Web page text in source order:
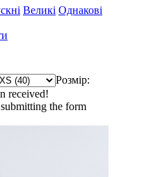
Великі Однакові
Розмір:
received!
the form